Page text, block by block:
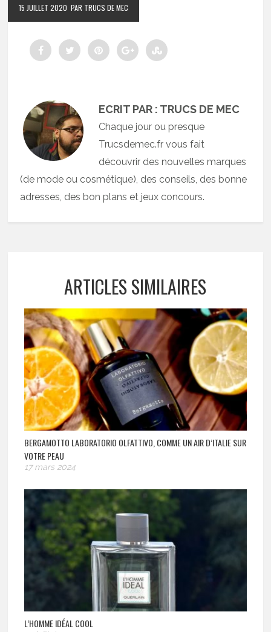
15 JUILLET 2020 PAR TRUCS DE MEC
ECRIT PAR : TRUCS DE MEC
Chaque jour ou presque
Trucsdemec.fr vous fait
découvrir des nouvelles marques
(de mode ou cosmétique), des conseils, des bonne
adresses, des bon plans et jeux concours.
ARTICLES SIMILAIRES
BERGAMOTTO LABORATORIO OLFATTIVO, COMME UN AIR D’ITALIE SUR
VOTRE PEAU
17 mars 2024
L’HOMME IDÉAL COOL